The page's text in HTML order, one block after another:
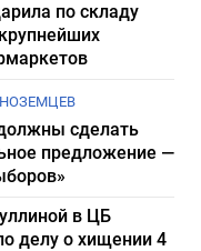
по складу
сделать
предложение —
в ЦБ
делу о хищении 4